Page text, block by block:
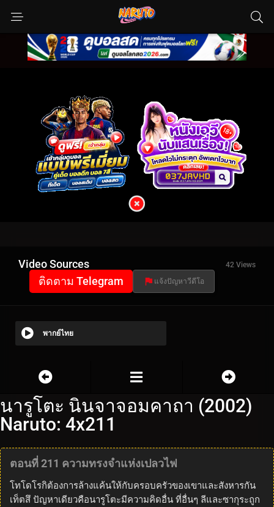
Video Sources 42 Views
ติดตาม Telegram แจ้งปัญหาวีดีโอ
พากย์ไทย
นารูโตะ นินจาจอมคาถา (2002)
Naruto: 4x211
ตอนที่ 211 ความทรงจำแห่งเปลวไฟ
โทโดโรกิต้องการล้างแค้นให้กับครอบครัวของเขาและสังหารกัน
เท็ตสึ ปัญหาเดียวคือนารูโตะมีความคิดอื่น ที่อื่นๆ ลีและซากุระถูก